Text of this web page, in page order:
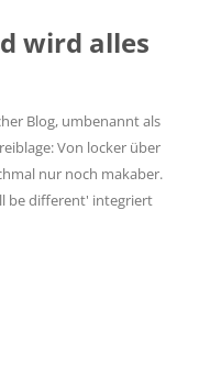
wird alles
Blog, umbenannt als
Von locker über
nur noch makaber.
be different' integriert